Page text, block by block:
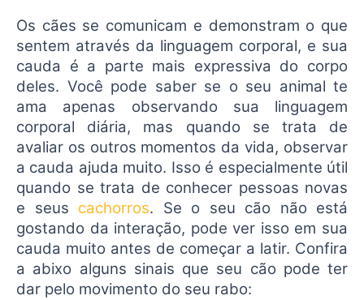
Os cães se comunicam e demonstram o que
sentem através da linguagem corporal, e sua
cauda é a parte mais expressiva do corpo
deles. Você pode saber se o seu animal te
ama apenas observando sua linguagem
corporal diária, mas quando se trata de
avaliar os outros momentos da vida, observar
a cauda ajuda muito. Isso é especialmente útil
quando se trata de conhecer pessoas novas
e seus cachorros. Se o seu cão não está
gostando da interação, pode ver isso em sua
cauda muito antes de começar a latir. Confira
a abixo alguns sinais que seu cão pode ter
dar pelo movimento do seu rabo: